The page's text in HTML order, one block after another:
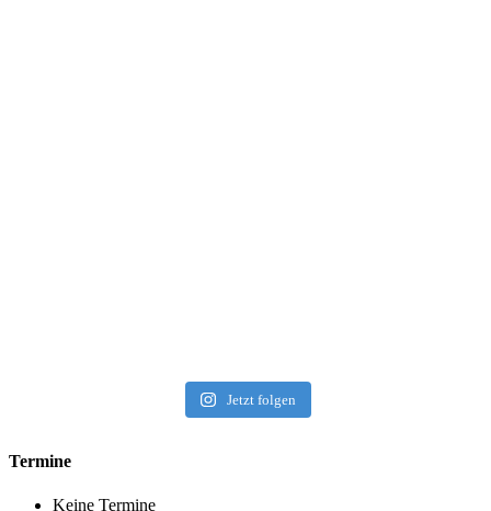
Jetzt folgen
Termine
Keine Termine